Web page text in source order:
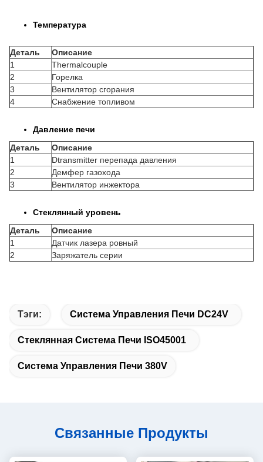
Температура
Деталь
Описание
1
Thermalcouple
2
Горелка
3
Вентилятор сгорания
4
Снабжение топливом
Давление печи
Деталь
Описание
1
Dtransmitter перепада давления
2
Демфер газохода
3
Вентилятор инжектора
Стеклянный уровень
Деталь
Описание
1
Датчик лазера ровный
2
Заряжатель серии
Тэги: Система Управления Печи DC24V
Стеклянная Система Печи ISO45001
Система Управления Печи 380V
Связанные Продукты